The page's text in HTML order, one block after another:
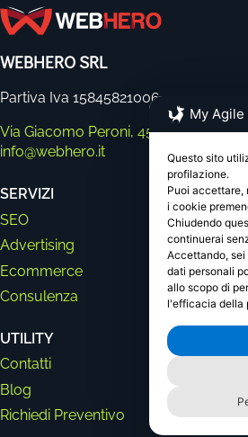
WEBHERO SRL
Partiva Iva 15845821006
Via Giacomo Peroni, 452, 00131 RM
info@webhero.it
SERVIZI
SEO
Advertising
Ecommerce
Consulenza
UTILITY
Contatti
Blog
Richiedi Preventivo
My
Questo sito
profilazione.
Puoi accettare,
i cookie
Chiudendo
continuerai
Accettando,
dati personali
allo scopo di
l'efficacia della